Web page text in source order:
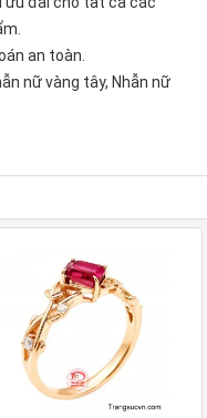
an toàn.
nữ vàng tây, Nhẫn nữ